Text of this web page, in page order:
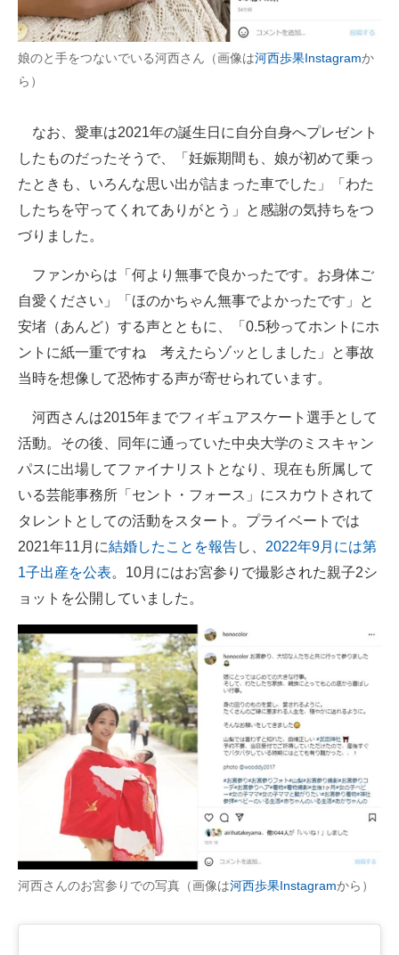
娘のと手をつないでいる河西さん（画像は河西歩果Instagramか
ら）
なお、愛車は2021年の誕生日に自分自身へプレゼント
したものだったそうで、「妊娠期間も、娘が初めて乗っ
たときも、いろんな思い出が詰まった車でした」「わた
したちを守ってくれてありがとう」と感謝の気持ちをつ
づりました。
ファンからは「何より無事で良かったです。お身体ご
自愛ください」「ほのかちゃん無事でよかったです」と
安堵（あんど）する声とともに、「0.5秒ってホントにホ
ントに紙一重ですね 考えたらゾッとしました」と事故
当時を想像して恐怖する声が寄せられています。
河西さんは2015年までフィギュアスケート選手として
活動。その後、同年に通っていた中央大学のミスキャン
パスに出場してファイナリストとなり、現在も所属して
いる芸能事務所「セント・フォース」にスカウトされて
タレントとしての活動をスタート。プライベートでは
2021年11月に結婚したことを報告し、 2022年9月には第
1子出産を公表。10月にはお宮参りで撮影された親子2シ
ョットを公開していました。
河西さんのお宮参りでの写真（画像は河西歩果Instagramから）